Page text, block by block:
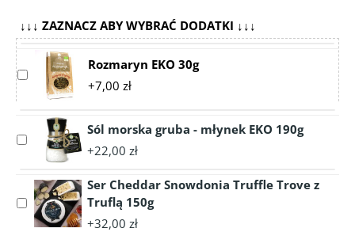
↓↓↓ ZAZNACZ ABY WYBRAĆ DODATKI ↓↓↓
Select
accessory
EKO
Rozmaryn EKO 30g
+7,00 zł
Select
accessory
morska
gruba
Sól morska gruba - młynek EKO 190g
+22,00 zł
Select
accessory
Ser Cheddar Snowdonia Truffle Trove z
Truflą 150g
+32,00 zł